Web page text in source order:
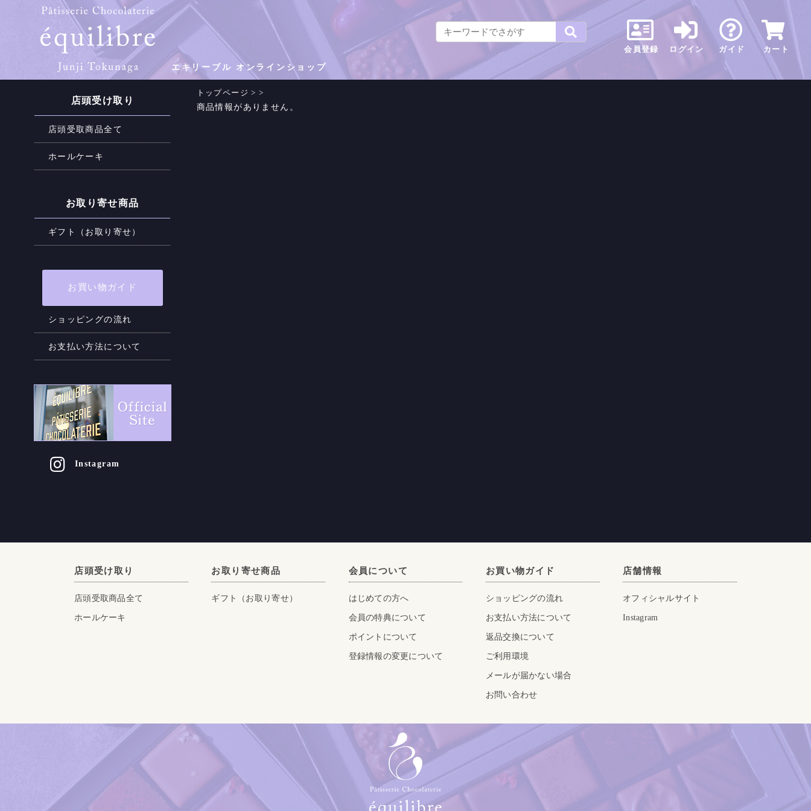
会員登録 ログイン ガイド
カート
エキリーブル オンラインショップ
店頭受け取り
店頭受取商品全て
ホールケーキ
お取り寄せ商品
ギフト（お取り寄せ）
お買い物ガイド
ショッピングの流れ
お支払い方法について
Instagram
トップページ >>
商品情報がありません。
店頭受け取り
店頭受取商品全て
ホールケーキ
お取り寄せ商品
ギフト（お取り寄せ）
会員について
はじめての方へ
会員の特典について
ポイントについて
登録情報の変更について
お買い物ガイド
ショッピングの流れ
お支払い方法について
返品交換について
ご利用環境
メールが届かない場合
お問い合わせ
店舗情報
オフィシャルサイト
Instagram